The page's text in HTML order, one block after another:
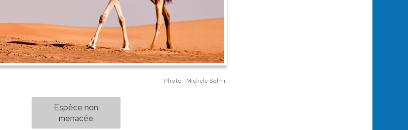
Photo : Michele Solmi
Espèce non
menacée